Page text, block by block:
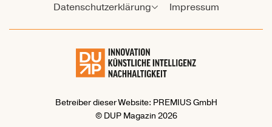
Datenschutzerklärung
Impressum
Betreiber dieser Website: PREMIUS GmbH
© DUP Magazin 2026